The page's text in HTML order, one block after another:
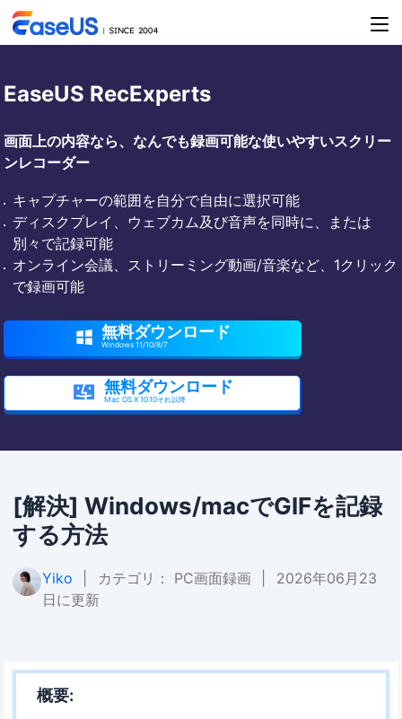
EaseUS RecExperts
画面上の内容なら、なんでも録画可能な使いやすいスクリー
ンレコーダー
キャプチャーの範囲を自分で自由に選択可能
ディスクプレイ、ウェブカム及び音声を同時に、または
別々で記録可能
オンライン会議、ストリーミング動画/音楽など、1クリック
で録画可能
 無料ダウンロード
Windows 11/10/8/7
 無料ダウンロード
Mac OS X 10.10それ以降
[解決] Windows/macでGIFを記録
する方法
Yiko カテゴリ： PC画面録画
2026年06月23
日に更新
概要: